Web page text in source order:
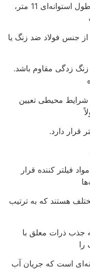
با قطر 3.6 متر و طول استوانه‌ای 11 متر،
جنس فولاد ضد زنگ یا
زدگی مقاوم باشد.
محیطی تعیین
فیلتر کننده قرار
هستند که به ترتیب
جذب ذرات معلق با
را
است که جریان آب